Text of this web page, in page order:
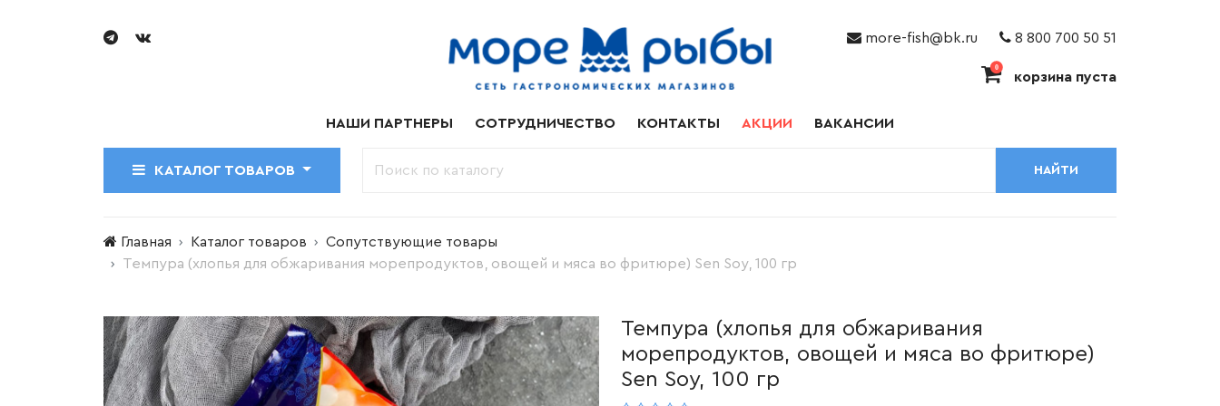
more-fish@bk.ru 8 800 700 50 51
0
корзина пуста
НАШИ ПАРТНЕРЫ СОТРУДНИЧЕСТВО КОНТАКТЫ АКЦИИ ВАКАНСИИ
КАТАЛОГ ТОВАРОВ НАЙТИ
Главная Каталог товаров
Сопутствующие товары
Темпура (хлопья для обжаривания морепродуктов, овощей и мяса во фритюре) Sen Soy, 100 гр
Темпура (хлопья для обжаривания
морепродуктов, овощей и мяса во фритюре)
Sen Soy, 100 гр